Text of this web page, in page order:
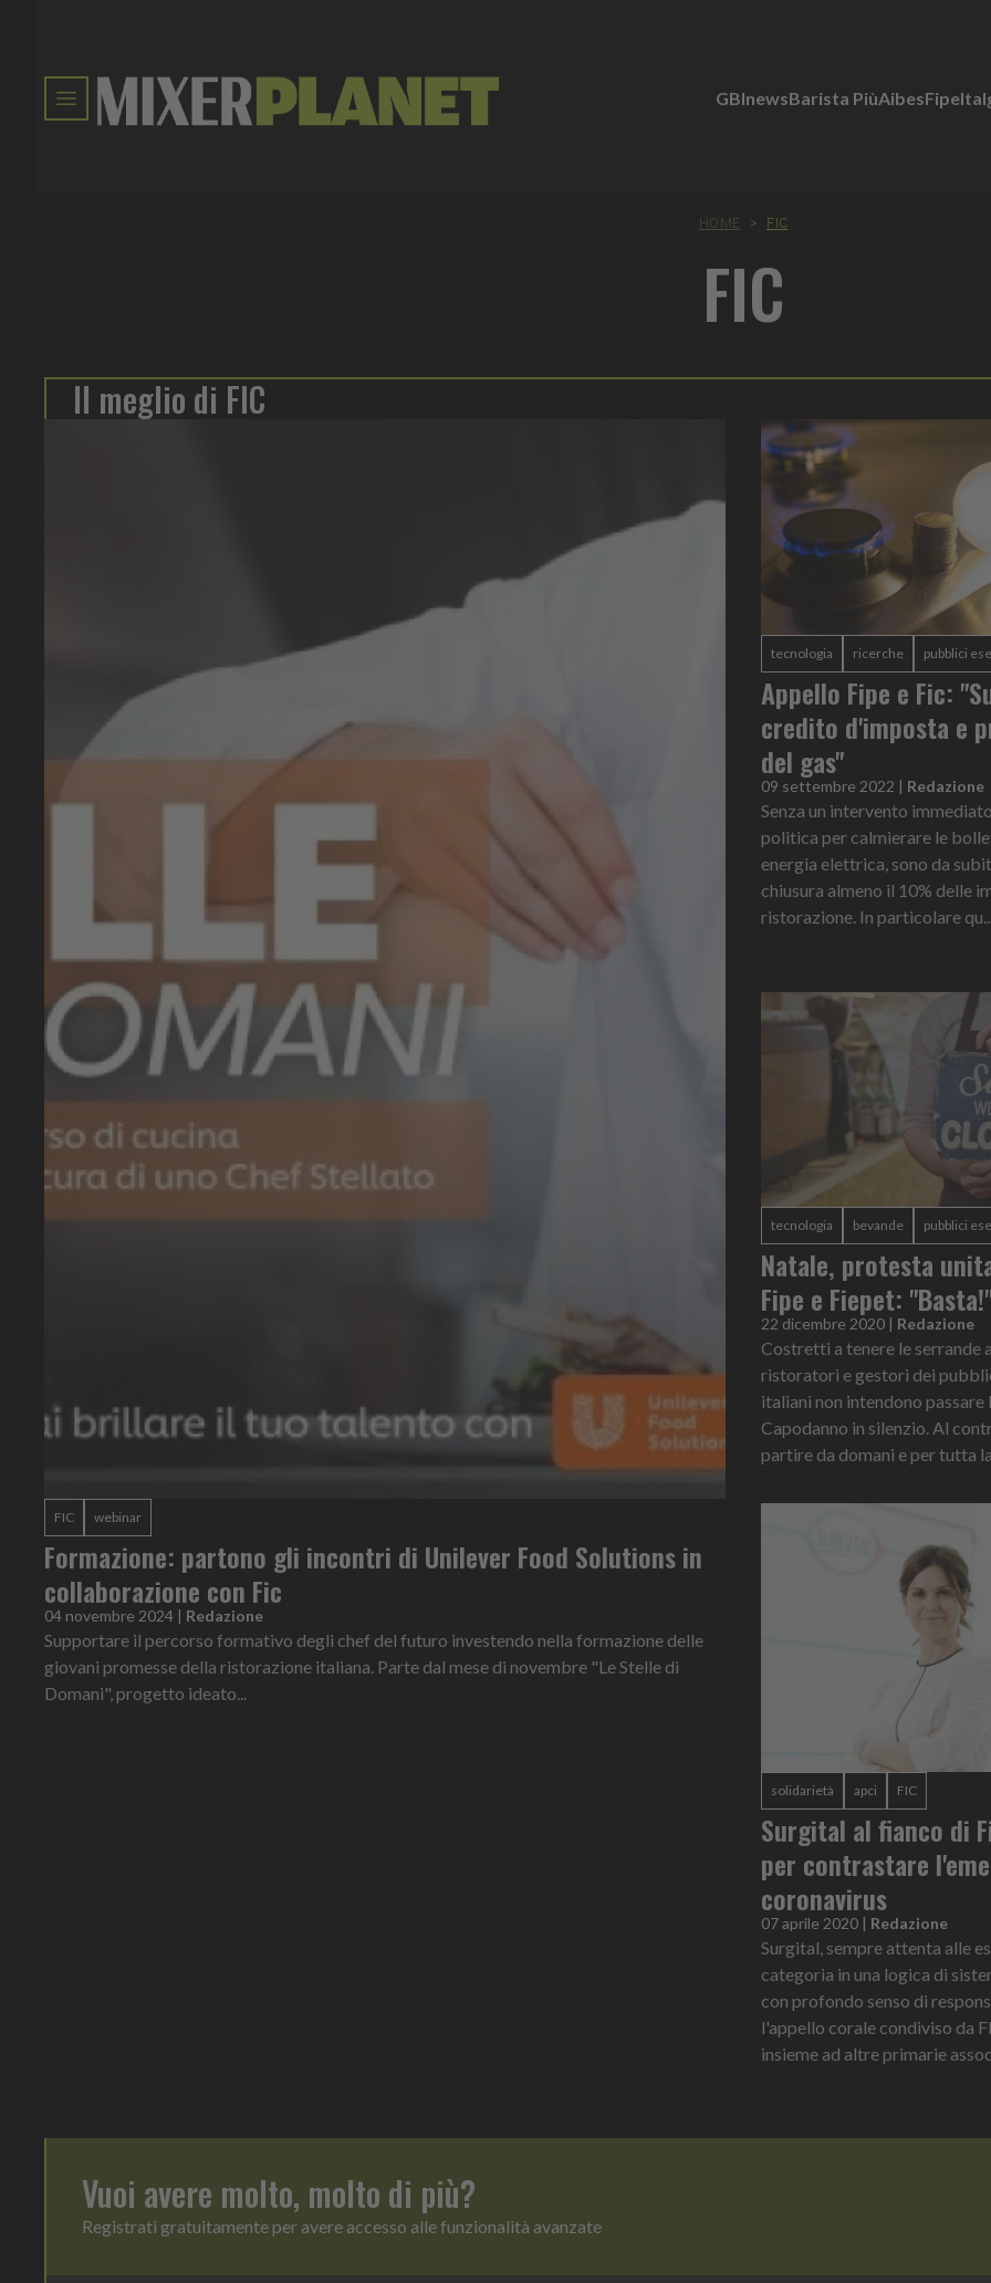
GBInewsBarista PiùAibesFipe
HOME > FIC
FIC
Il meglio di FIC
FIC webinar
Formazione: partono gli incontri di Unilever Food Solutions in
collaborazione con Fic
04 novembre 2024 | Redazione
Supportare il percorso formativo degli chef del futuro investendo nella formazione delle
giovani promesse della ristorazione italiana. Parte dal mese di novembre "Le Stelle di
Domani", progetto ideato...
tecnologia ricerche pubblici
Appello Fipe e Fic:
credito d'imposta e
del gas"
09 settembre 2022 | Redazione
Senza un intervento
politica per calmierare le
energia elettrica, sono da
chiusura almeno il 10% delle
ristorazione. In particolare qu...
tecnologia bevande pubblici
Natale, protesta
Fipe e Fiepet:
22 dicembre 2020 | Redazione
Costretti a tenere le serrande
ristoratori e gestori dei
italiani non intendono passare
Capodanno in silenzio. Al
partire da domani e per tutta la
solidarietà apci FIC
Surgital al fianco di
per contrastare
coronavirus
07 aprile 2020 | Redazione
Surgital, sempre attenta alle
categoria in una logica di
con profondo senso di
l'appello corale condiviso da
insieme ad altre primarie
Vuoi avere molto, molto di più?
Registrati gratuitamente per avere accesso alle funzionalità avanzate